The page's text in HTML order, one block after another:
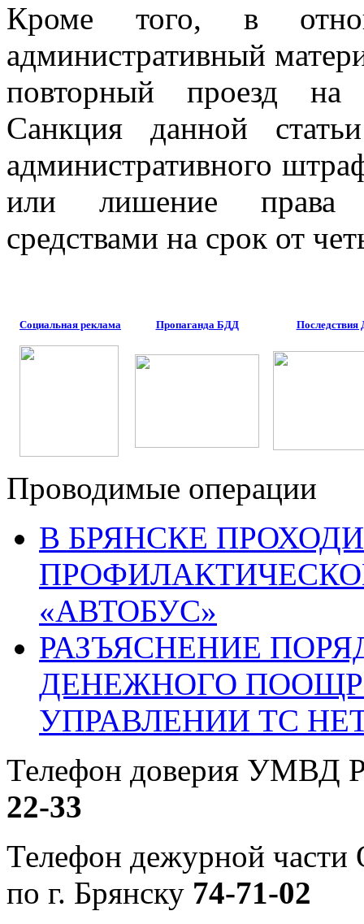
Кроме того, в
административный
повторный проезд на
Санкция данной
административного
или лишение права
средствами на срок от
Социальная реклама Пропаганда БДД
Проводимые операции
В БРЯНСКЕ
«АВТОБУС»
РАЗЪЯСНЕНИЕ
ДЕНЕЖНОГО
УПРАВЛЕНИИ ТС
Телефон доверия УМВД
22-33
Телефон дежурной
по г. Брянску 74-71-02